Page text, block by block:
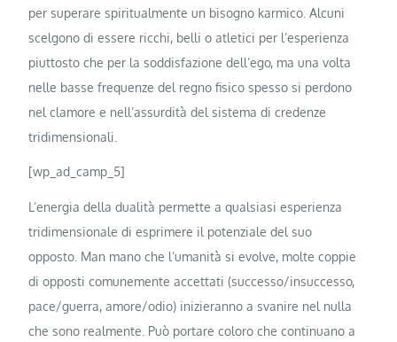
per superare spiritualmente un bisogno karmico. Alcuni
scelgono di essere ricchi, belli o atletici per l’esperienza
piuttosto che per la soddisfazione dell’ego, ma una volta
nelle basse frequenze del regno fisico spesso si perdono
nel clamore e nell’assurdità del sistema di credenze
tridimensionali.
[wp_ad_camp_5]
L’energia della dualità permette a qualsiasi esperienza
tridimensionale di esprimere il potenziale del suo
opposto. Man mano che l’umanità si evolve, molte coppie
di opposti comunemente accettati (successo/insuccesso,
pace/guerra, amore/odio) inizieranno a svanire nel nulla
che sono realmente. Può portare coloro che continuano a